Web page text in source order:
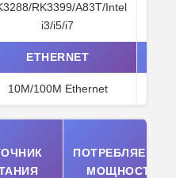
RK3399/A83T/Intel
i3/i5/i7
ETHERNET
10M/100M Ethernet
ПОТРЕБЛЯЕМАЯ
МОЩНОСТЬ